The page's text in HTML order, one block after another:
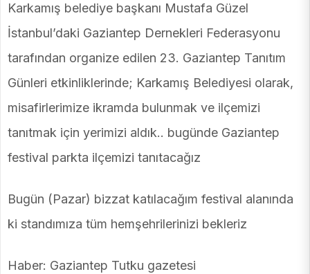
Karkamış belediye başkanı Mustafa Güzel
İstanbul’daki Gaziantep Dernekleri Federasyonu
tarafından organize edilen 23. Gaziantep Tanıtım
Günleri etkinliklerinde; Karkamış Belediyesi olarak,
misafirlerimize ikramda bulunmak ve ilçemizi
tanıtmak için yerimizi aldık.. bugünde Gaziantep
festival parkta ilçemizi tanıtacağız
Bugün (Pazar) bizzat katılacağım festival alanında
ki standımıza tüm hemşehrilerinizi bekleriz
Haber: Gaziantep Tutku gazetesi